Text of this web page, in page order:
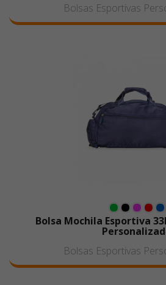
Bolsas Esportivas
Bolsa Mochila Esportiva
Bolsas Esportivas